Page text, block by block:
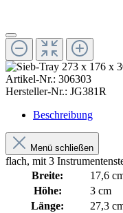
Artikel-Nr.: 306303
Hersteller-Nr.: JG381R
Beschreibung
Menü schließen
flach, mit 3
Breite:
17,6
Höhe:
3 cm
Länge:
27,3